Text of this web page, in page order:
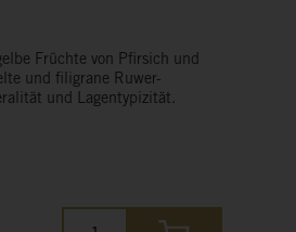
Früchte von Pfirsich und
und filigrane Ruwer-
und Lagentypizität.